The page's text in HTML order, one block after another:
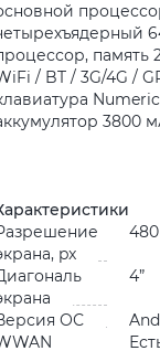
память
/ BT / 3G/4G /
3800
px
4”
ОС